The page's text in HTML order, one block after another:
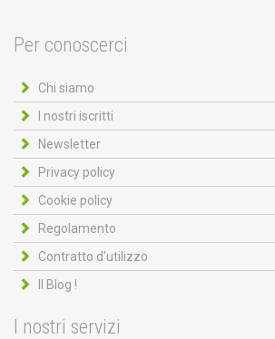
Per conoscerci
Chi siamo
I nostri iscritti
Newsletter
Privacy policy
Cookie policy
Regolamento
Contratto d'utilizzo
Il Blog !
I nostri servizi